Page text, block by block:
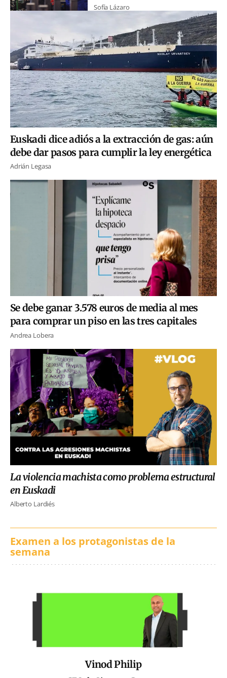
Sofía Lázaro
Euskadi dice adiós a la extracción de gas: aún
debe dar pasos para cumplir la ley energética
Adrián Legasa
Se debe ganar 3.578 euros de media al mes
para comprar un piso en las tres capitales
Andrea Lobera
La violencia machista como problema estructural
en Euskadi
Alberto Lardiés
Examen a los protagonistas de la
semana
Vinod Philip